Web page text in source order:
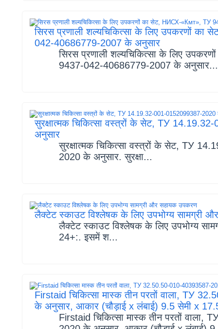
सिरस प्रणाली शल्यचिकित्सा के लिए उपकरणों
042-40686779-2007 के अनुसार
सिरस प्रणाली शल्यचिकित्सा के लिए
9437-042-40686779-2007 के अनुसार...
सुरक्षात्मक चिकित्सा वस्त्रों के सेट, ТУ
अनुसार
सुरक्षात्मक चिकित्सा वस्त्रों के सेट, ТУ
2020 के अनुसार. सुरक्षा...
लैक्टेट स्काउट विश्लेषक के लिए उपभोग्य सामग्री
लैक्टेट स्काउट विश्लेषक के लिए उपभोग्य
24+:. इसमें श...
Firstaid चिकित्सा मास्क तीन परतों वाला, TУ
के अनुसार, आकार (चौड़ाई x लंबाई) 9.5 सेमी x
Firstaid चिकित्सा मास्क तीन परतों